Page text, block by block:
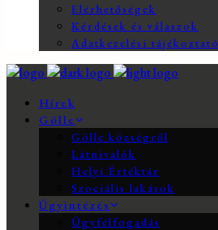
Elérhetőségek
Kérdések és válaszok
Adatkezelési tájékoztató
Hírek
Gölle
Gölle községről
Látnivalók
Helyi Értéktár
Szociális lakások
Ügyintézés
Ügyfélfogadás